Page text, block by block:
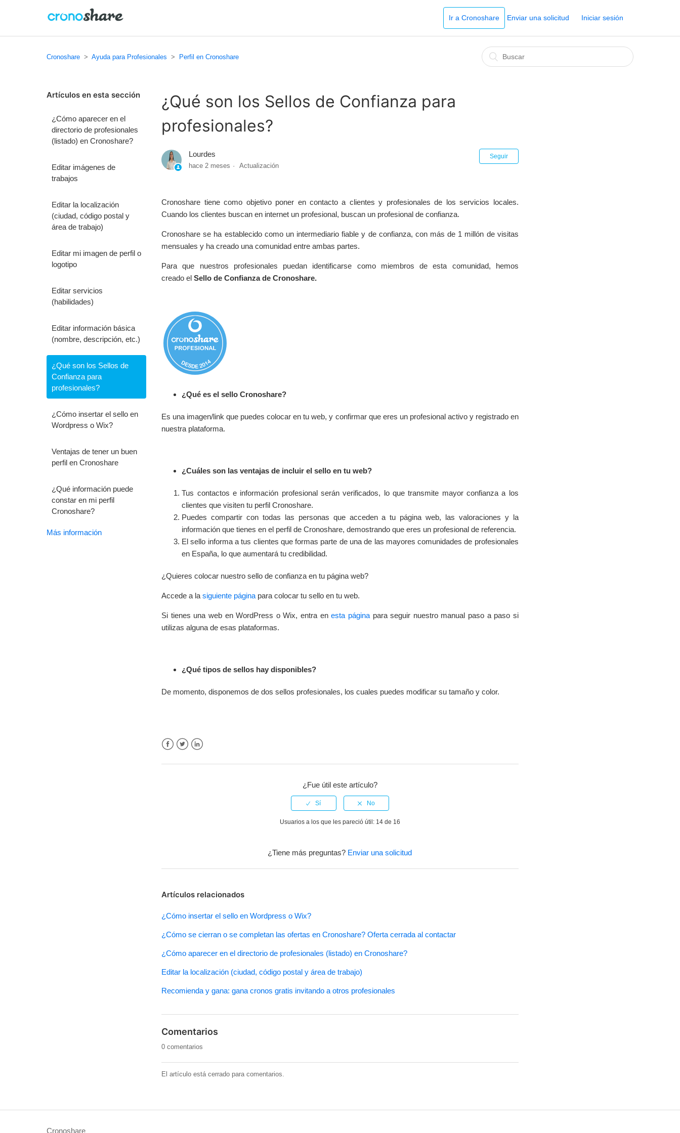
Ir a Cronoshare Enviar una solicitud Iniciar sesión
Cronoshare Ayuda para Profesionales Perfil en Cronoshare
Artículos en esta sección
¿Cómo aparecer en el
directorio de profesionales
(listado) en Cronoshare?
Editar imágenes de
trabajos
Editar la localización
(ciudad, código postal y
área de trabajo)
Editar mi imagen de perfil o
logotipo
Editar servicios
(habilidades)
Editar información básica
(nombre, descripción, etc.)
¿Qué son los Sellos de
Confianza para
profesionales?
¿Cómo insertar el sello en
Wordpress o Wix?
Ventajas de tener un buen
perfil en Cronoshare
¿Qué información puede
constar en mi perfil
Cronoshare?
Más información
¿Qué son los Sellos de Confianza para
profesionales?
Lourdes
hace 2 meses Actualización
Seguir
Cronoshare tiene como objetivo poner en contacto a clientes y profesionales de los servicios locales.
Cuando los clientes buscan en internet un profesional, buscan un profesional de confianza.
Cronoshare se ha establecido como un intermediario fiable y de confianza, con más de 1 millón de visitas
mensuales y ha creado una comunidad entre ambas partes.
Para que nuestros profesionales puedan identificarse como miembros de esta comunidad, hemos
creado elSello de Confianza de Cronoshare.
¿Qué es el sello Cronoshare?
Es una imagen/link que puedes colocar en tu web, y confirmar que eres un profesional activo y registrado en
nuestra plataforma.
¿Cuáles son las ventajas de incluir el sello en tu web?
Tus contactos e información profesional serán verificados, lo que transmite mayor confianza a los
clientes que visiten tu perfil Cronoshare.
Puedes compartir con todas las personas que acceden a tu página web, las valoraciones y la
información que tienes en el perfil de Cronoshare, demostrando que eres un profesional de referencia.
El sello informa a tus clientes que formas parte de una de las mayores comunidades de profesionales
en España, lo que aumentará tu credibilidad.
¿Quieres colocar nuestro sello de confianza en tu página web?
Accede a lasiguiente páginapara colocar tu sello en tu web.
Si tienes una web en WordPress o Wix, entra enesta páginapara seguir nuestro manual paso a paso si
utilizas alguna de esas plataformas.
¿Qué tipos de sellos hay disponibles?
De momento, disponemos de dos sellos profesionales, los cuales puedes modificar su tamaño y color.
¿Fue útil este artículo?
Usuarios a los que les pareció útil: 14 de 16
¿Tiene más preguntas? Enviar una solicitud
Artículos relacionados
¿Cómo insertar el sello en Wordpress o Wix?
¿Cómo se cierran o se completan las ofertas en Cronoshare? Oferta cerrada al contactar
¿Cómo aparecer en el directorio de profesionales (listado) en Cronoshare?
Editar la localización (ciudad, código postal y área de trabajo)
Recomienda y gana: gana cronos gratis invitando a otros profesionales
Comentarios
0 comentarios
El artículo está cerrado para comentarios.
Cronoshare